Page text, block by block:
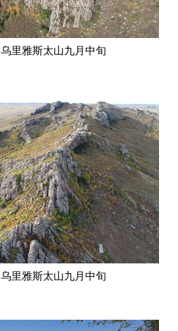
乌里雅斯太山九月中旬
乌里雅斯太山九月中旬